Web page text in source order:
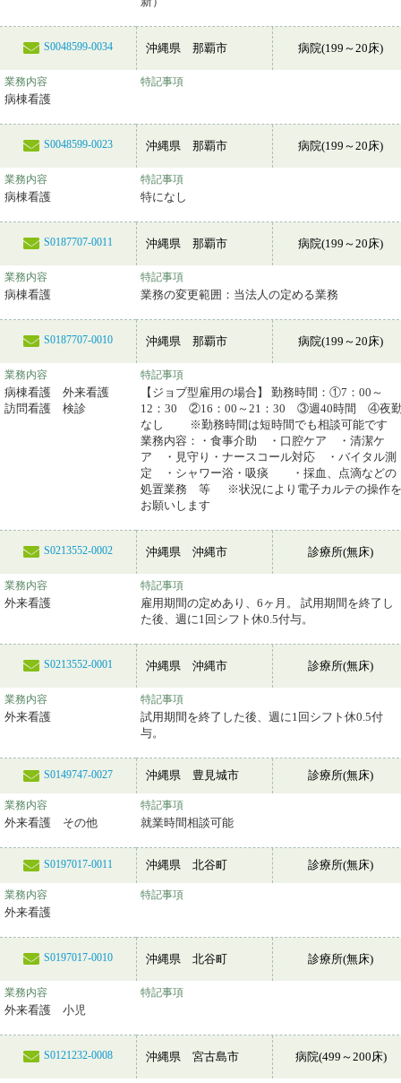
S0048599-0034 沖縄県 那覇市 病院(199～20床)
業務内容
病棟看護
特記事項
S0048599-0023 沖縄県 那覇市 病院(199～20床)
業務内容
病棟看護
特記事項
特になし
S0187707-0011 沖縄県 那覇市 病院(199～20床)
業務内容
病棟看護
特記事項
業務の変更範囲：当法人の定める業務
S0187707-0010 沖縄県 那覇市 病院(199～20床)
業務内容
病棟看護 外来看護
訪問看護 検診
特記事項
【ジョブ型雇用の場合】 勤務時間：①7：00～
12：30 ②16：00～21：30 ③週40時間 ④夜
なし ※勤務時間は短時間でも相談可能です
業務内容：・食事介助 ・口腔ケア ・清潔ケ
ア ・見守り・ナースコール対応 ・バイタル測
定 ・シャワー浴・吸痰 ・採血、点滴などの
処置業務 等 ※状況により電子カルテの操作を
お願いします
S0213552-0002 沖縄県 沖縄市 診療所(無床)
業務内容
外来看護
特記事項
雇用期間の定めあり、6ヶ月。 試用期間を終了し
た後、週に1回シフト休0.5付与。
S0213552-0001 沖縄県 沖縄市 診療所(無床)
業務内容
外来看護
特記事項
試用期間を終了した後、週に1回シフト休0.5付
与。
S0149747-0027 沖縄県 豊見城市 診療所(無床)
業務内容
外来看護 その他
特記事項
就業時間相談可能
S0197017-0011 沖縄県 北谷町 診療所(無床)
業務内容
外来看護
特記事項
S0197017-0010 沖縄県 北谷町 診療所(無床)
業務内容
外来看護 小児
特記事項
S0121232-0008 沖縄県 宮古島市 病院(499～200床)